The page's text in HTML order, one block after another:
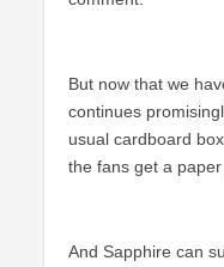
But now that we
continues
usual cardboard
the fans get a paper
And Sapphire can